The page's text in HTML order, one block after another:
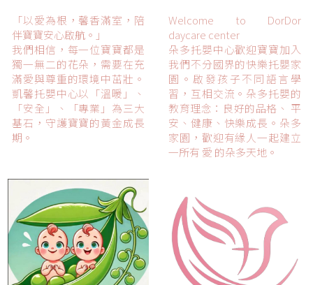
「以愛為根，馨香滿室，陪
伴寶寶安心啟航。」
我們相信，每一位寶寶都是
獨一無二的花朵，需要在充
滿愛與尊重的環境中茁壯。
凱馨托嬰中心以「溫暖」、
「安全」、「專業」為三大
基石，守護寶寶的黃金成長
期。
Welcome to DorDor
daycare center
朵多托嬰中心歡迎寶寶加入
我們不分國界的快樂托嬰家
園。啟發孩子不同語言學
習，互相交流。朵多托嬰的
教育理念：良好的品格、 平
安、健康、快樂成長。朵多
家園，歡迎有緣人一起建立
一所有 愛 的朵多天地。